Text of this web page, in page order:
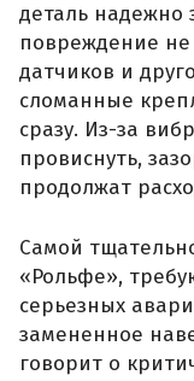
деталь надежно
повреждение
датчиков и
сломанные
сразу. Из-за
провиснуть,
продолжат
Самой
«Рольфе»,
серьезных
замененное
говорит о